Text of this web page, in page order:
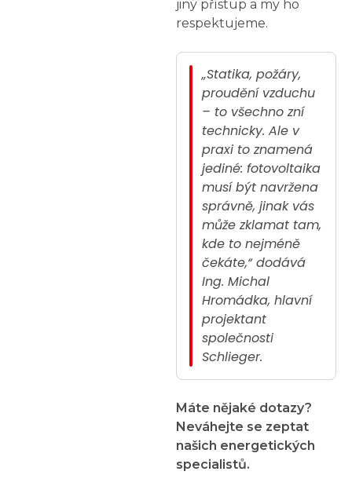
jiný přístup a my ho
respektujeme.
„Statika, požáry,
proudění vzduchu
– to všechno zní
technicky. Ale v
praxi to znamená
jediné: fotovoltaika
musí být navržena
správně, jinak vás
může zklamat tam,
kde to nejméně
čekáte,“ dodává
Ing. Michal
Hromádka, hlavní
projektant
společnosti
Schlieger.
Máte nějaké dotazy?
Neváhejte se zeptat
našich energetických
specialistů.